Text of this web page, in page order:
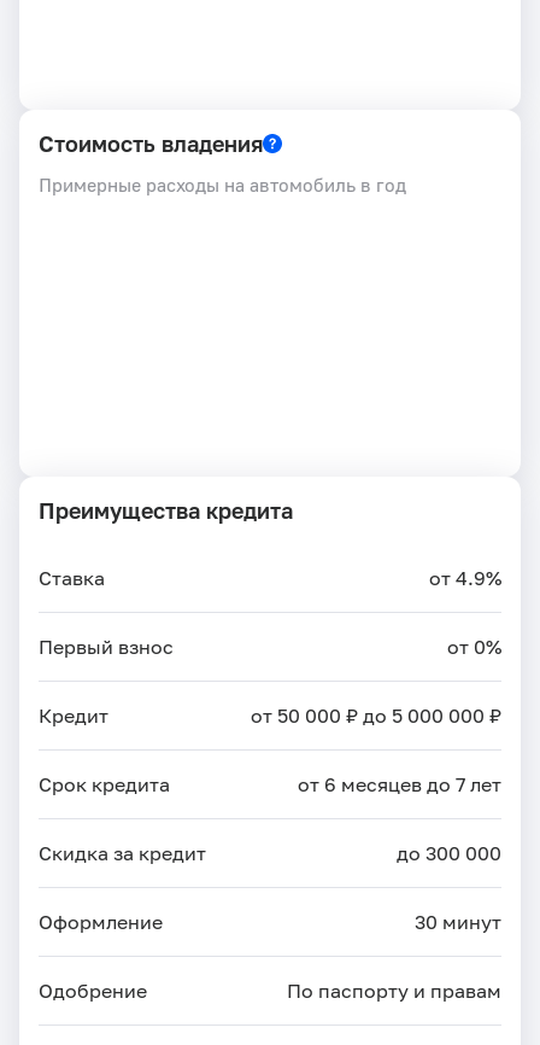
Стоимость владения
Примерные расходы на автомобиль в год
Преимущества кредита
Ставка от 4.9%
Первый взнос от 0%
Кредит от 50 000 ₽ до 5 000 000 ₽
Срок кредита от 6 месяцев до 7 лет
Скидка за кредит до 300 000
Оформление 30 минут
Одобрение По паспорту и правам